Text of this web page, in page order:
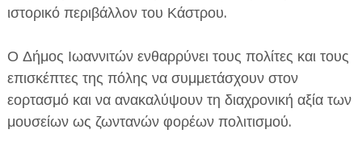
ιστορικό περιβάλλον του Κάστρου.
Ο Δήμος Ιωαννιτών ενθαρρύνει τους πολίτες και τους
επισκέπτες της πόλης να συμμετάσχουν στον
εορτασμό και να ανακαλύψουν τη διαχρονική αξία των
μουσείων ως ζωντανών φορέων πολιτισμού.